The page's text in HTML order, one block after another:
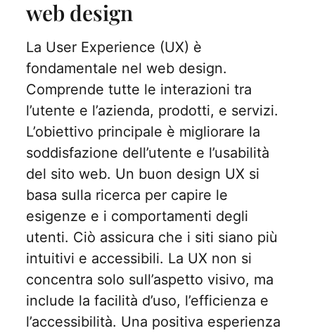
web design
La User Experience (UX) è
fondamentale nel web design.
Comprende tutte le interazioni tra
l’utente e l’azienda, prodotti, e servizi.
L’obiettivo principale è migliorare la
soddisfazione dell’utente e l’usabilità
del sito web. Un buon design UX si
basa sulla ricerca per capire le
esigenze e i comportamenti degli
utenti. Ciò assicura che i siti siano più
intuitivi e accessibili. La UX non si
concentra solo sull’aspetto visivo, ma
include la facilità d’uso, l’efficienza e
l’accessibilità. Una positiva esperienza